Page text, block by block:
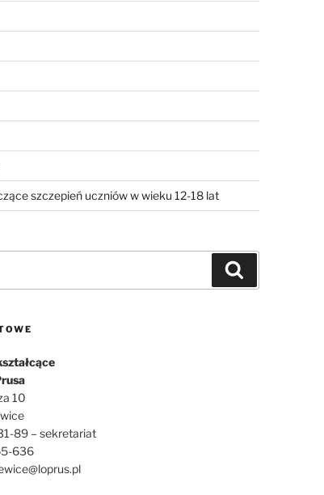
szczepień uczniów w wieku 12-18 lat
10
89 – sekretariat
636